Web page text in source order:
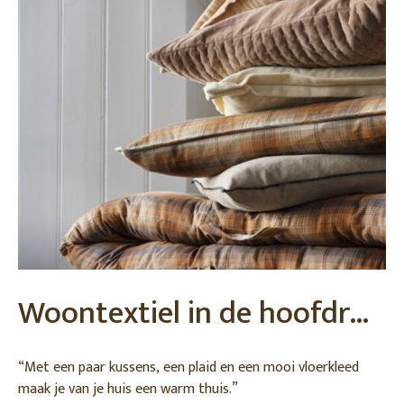
Woontextiel in de hoofdrol – cozy & stylish met Madam Stoltz
“Met een paar kussens, een plaid en een mooi vloerkleed
maak je van je huis een warm thuis.”